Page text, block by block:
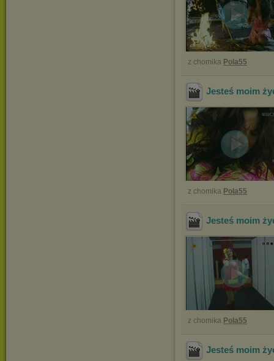
z chomika Pola55
Jesteś moim
z chomika Pola55
Jesteś moim
z chomika Pola55
Jesteś moim